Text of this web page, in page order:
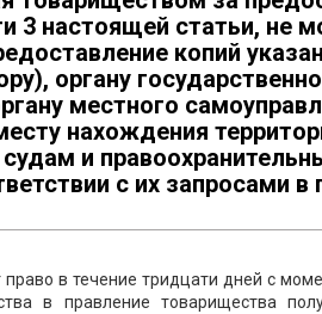
3 настоящей статьи, не
копий
органу
местного
нахождения
и
с их запросами
в течение тридцати дней с
в правление товарищества